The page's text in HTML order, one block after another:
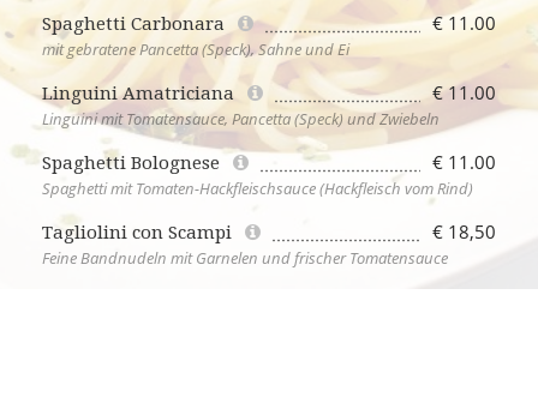
Spaghetti Carbonara € 11.00
mit gebratene Pancetta (Speck), Sahne und Ei
Linguini Amatriciana € 11.00
Linguini mit Tomatensauce, Pancetta (Speck) und Zwiebeln
Spaghetti Bolognese € 11.00
Spaghetti mit Tomaten-Hackfleischsauce (Hackfleisch vom Rind)
Tagliolini con Scampi € 18,50
Feine Bandnudeln mit Garnelen und frischer Tomatensauce